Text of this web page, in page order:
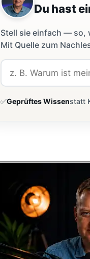
Du hast
Stell sie einfach — so,
Mit Quelle zum
✅Geprüftes Wissenstatt